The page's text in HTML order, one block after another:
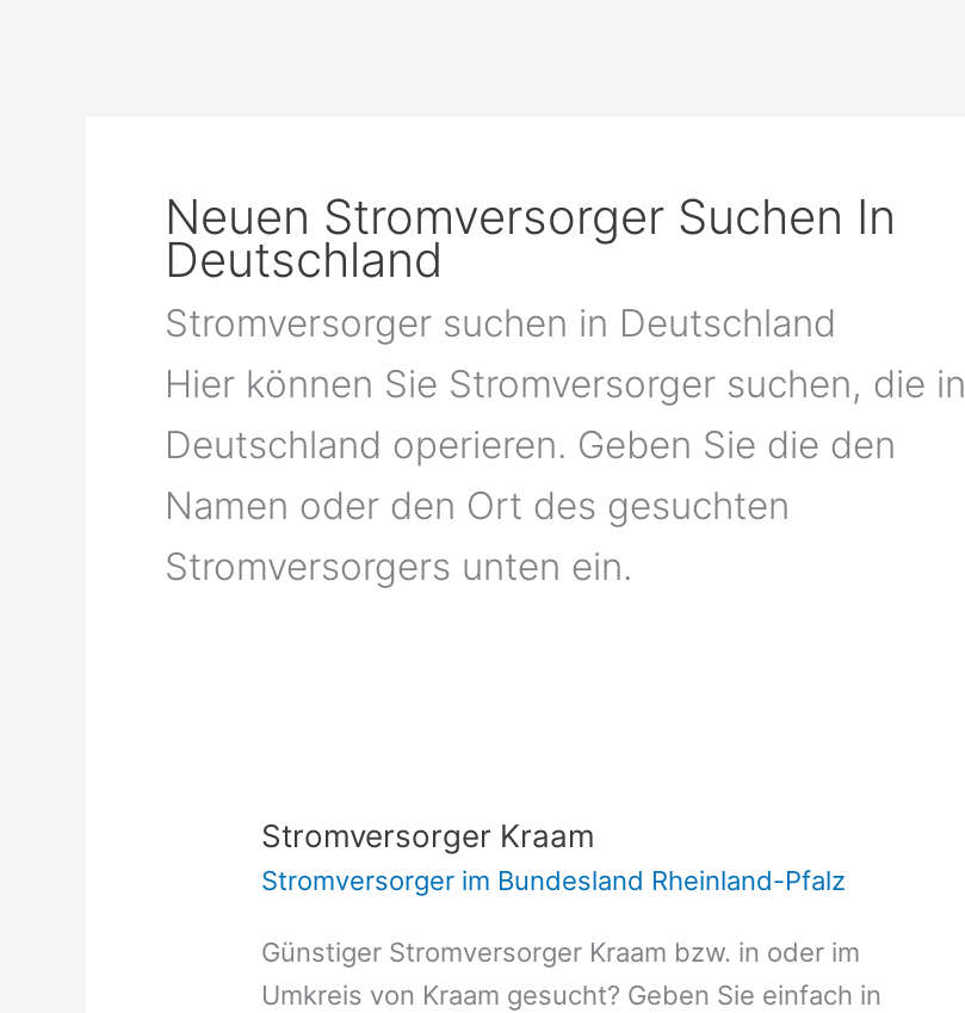
Neuen Stromversorger Suchen In
Deutschland
Stromversorger suchen in Deutschland
Hier können Sie Stromversorger suchen, die in
Deutschland operieren. Geben Sie die den
Namen oder den Ort des gesuchten
Stromversorgers unten ein.
Stromversorger Kraam
Stromversorger im Bundesland Rheinland-Pfalz
Günstiger Stromversorger Kraam bzw. in oder im
Umkreis von Kraam gesucht? Geben Sie einfach in